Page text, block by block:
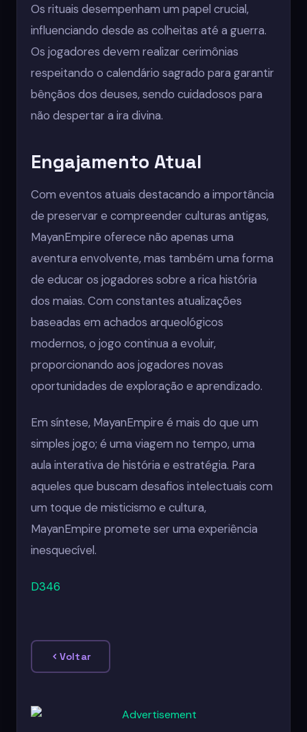
Os rituais desempenham um papel crucial,
influenciando desde as colheitas até a guerra.
Os jogadores devem realizar cerimônias
respeitando o calendário sagrado para garantir
bênçãos dos deuses, sendo cuidadosos para
não despertar a ira divina.
Engajamento Atual
Com eventos atuais destacando a importância
de preservar e compreender culturas antigas,
MayanEmpire oferece não apenas uma
aventura envolvente, mas também uma forma
de educar os jogadores sobre a rica história
dos maias. Com constantes atualizações
baseadas em achados arqueológicos
modernos, o jogo continua a evoluir,
proporcionando aos jogadores novas
oportunidades de exploração e aprendizado.
Em síntese, MayanEmpire é mais do que um
simples jogo; é uma viagem no tempo, uma
aula interativa de história e estratégia. Para
aqueles que buscam desafios intelectuais com
um toque de misticismo e cultura,
MayanEmpire promete ser uma experiência
inesquecível.
D346
Voltar